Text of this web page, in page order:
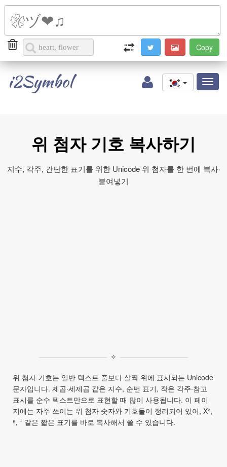
i2Symbol
위 첨자 기호 복사하기
지수, 각주, 간단한 표기를 위한 Unicode 위 첨자를 한 번에 복사·
붙여넣기
✧
위 첨자 기호는 일반 텍스트 줄보다 살짝 위에 표시되는 Unicode
문자입니다. 제곱·세제곱 같은 지수, 순번 표기, 작은 각주·참고
표시를 순수 텍스트만으로 표현할 때 많이 사용됩니다. 이 페이
지에는 자주 쓰이는 위 첨자 숫자와 기호들이 정리되어 있어, X²,
⁵, ⁺ 같은 짧은 표기를 바로 복사해서 쓸 수 있습니다.